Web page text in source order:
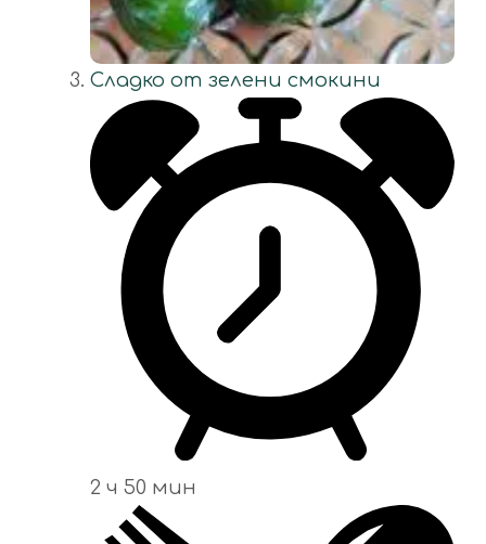
Сладко от зелени смокини
2 ч 50 мин